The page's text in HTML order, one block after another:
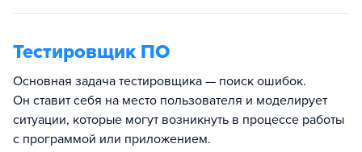
Тестировщик ПО
Основная задача тестировщика — поиск ошибок.
Он ставит себя на место пользователя и моделирует
ситуации, которые могут возникнуть в процессе работы
с программой или приложением.